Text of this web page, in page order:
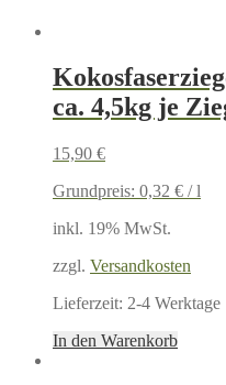
ca. 4,5kg je
15,90 €
Grundpreis: 0,32 € /l
inkl. 19% MwSt.
zzgl. Versandkosten
Lieferzeit: 2-4 Werktage
In den Warenkorb